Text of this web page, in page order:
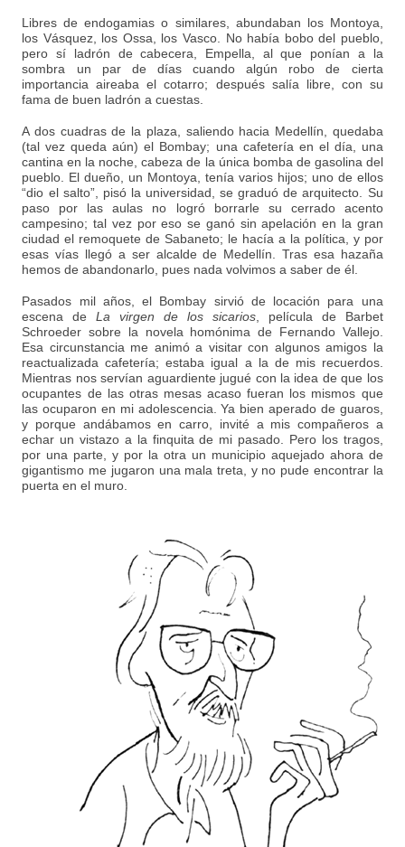
Libres de endogamias o similares, abundaban los Montoya,
los Vásquez, los Ossa, los Vasco. No había bobo del pueblo,
pero sí ladrón de cabecera, Empella, al que ponían a la
sombra un par de días cuando algún robo de cierta
importancia aireaba el cotarro; después salía libre, con su
fama de buen ladrón a cuestas.
A dos cuadras de la plaza, saliendo hacia Medellín, quedaba
(tal vez queda aún) el Bombay; una cafetería en el día, una
cantina en la noche, cabeza de la única bomba de gasolina del
pueblo. El dueño, un Montoya, tenía varios hijos; uno de ellos
“dio el salto”, pisó la universidad, se graduó de arquitecto. Su
paso por las aulas no logró borrarle su cerrado acento
campesino; tal vez por eso se ganó sin apelación en la gran
ciudad el remoquete de Sabaneto; le hacía a la política, y por
esas vías llegó a ser alcalde de Medellín. Tras esa hazaña
hemos de abandonarlo, pues nada volvimos a saber de él.
Pasados mil años, el Bombay sirvió de locación para una
escena deLa virgen de los sicarios, película de Barbet
Schroeder sobre la novela homónima de Fernando Vallejo.
Esa circunstancia me animó a visitar con algunos amigos la
reactualizada cafetería; estaba igual a la de mis recuerdos.
Mientras nos servían aguardiente jugué con la idea de que los
ocupantes de las otras mesas acaso fueran los mismos que
las ocuparon en mi adolescencia. Ya bien aperado de guaros,
y porque andábamos en carro, invité a mis compañeros a
echar un vistazo a la finquita de mi pasado. Pero los tragos,
por una parte, y por la otra un municipio aquejado ahora de
gigantismo me jugaron una mala treta, y no pude encontrar la
puerta en el muro.